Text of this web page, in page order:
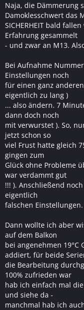
Naja, die Dämmerung
Damoklesschwert das
SICHERHEIT bald
Erfahrung gesammelt
- und zwar an M13.
Bei Aufnahme
Einstellungen noch
für einen ganz
eigentlich zu lang )
... also ändern. 7
dann doch noch
mit verwurstet ). So,
jetzt schon so
viel Frust hatte gleich
gingen zum
Glück ohne Probleme
war verdammt gut
!!! ). Anschließend
eigentlich
falschen Einstellungen.
Dann wollte ich aber
auf dem Balkon
bei angenehmen 19°C
addiert, für beide
die Bearbeitung
100% zufrieden war
hab ich einfach mal
und siehe da -
manchmal hab ich